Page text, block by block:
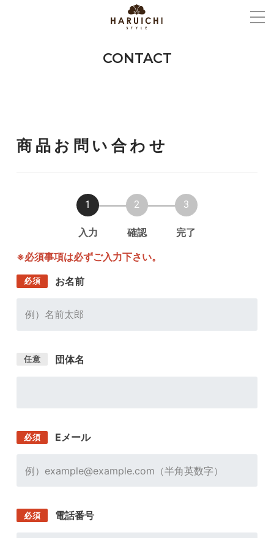
CONTACT
商品お問い合わせ
入力 確認
完了
※必須事項は必ずご入力下さい。
必須 お名前
任意 団体名
必須 Eメール
必須 電話番号